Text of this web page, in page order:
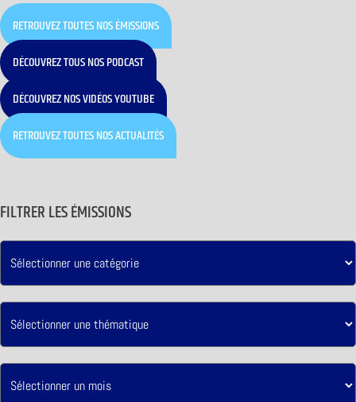
RETROUVEZ TOUTES NOS ÉMISSIONS
DÉCOUVREZ TOUS NOS PODCAST
DÉCOUVREZ NOS VIDÉOS YOUTUBE
RETROUVEZ TOUTES NOS ACTUALITÉS
FILTRER LES ÉMISSIONS